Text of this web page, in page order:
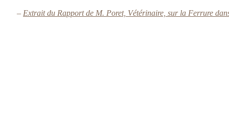
– Extrait du Rapport de M. Poret, Vétérinaire, sur la Ferrure